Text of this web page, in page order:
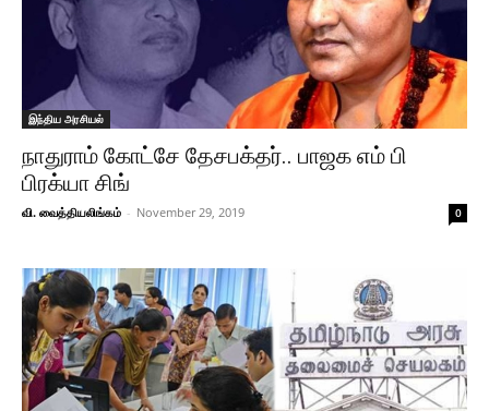
இந்திய அரசியல்
நாதுராம் கோட்சே தேசபக்தர்.. பாஜக எம் பி
பிரக்யா சிங்
வி. வைத்தியலிங்கம் - November 29, 2019 0